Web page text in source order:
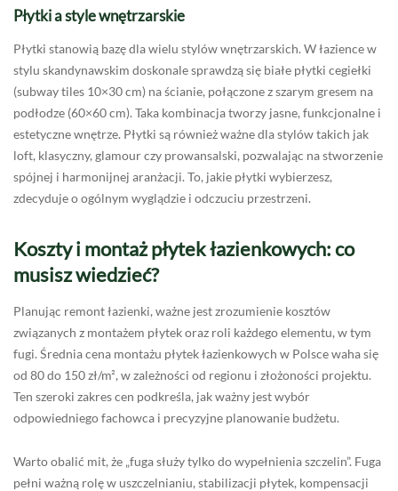
Płytki a style wnętrzarskie
Płytki stanowią bazę dla wielu stylów wnętrzarskich. W łazience w
stylu skandynawskim doskonale sprawdzą się białe płytki cegiełki
(subway tiles 10×30 cm) na ścianie, połączone z szarym gresem na
podłodze (60×60 cm). Taka kombinacja tworzy jasne, funkcjonalne i
estetyczne wnętrze. Płytki są również ważne dla stylów takich jak
loft, klasyczny, glamour czy prowansalski, pozwalając na stworzenie
spójnej i harmonijnej aranżacji. To, jakie płytki wybierzesz,
zdecyduje o ogólnym wyglądzie i odczuciu przestrzeni.
Koszty i montaż płytek łazienkowych: co
musisz wiedzieć?
Planując remont łazienki, ważne jest zrozumienie kosztów
związanych z montażem płytek oraz roli każdego elementu, w tym
fugi. Średnia cena montażu płytek łazienkowych w Polsce waha się
od 80 do 150 zł/m², w zależności od regionu i złożoności projektu.
Ten szeroki zakres cen podkreśla, jak ważny jest wybór
odpowiedniego fachowca i precyzyjne planowanie budżetu.
Warto obalić mit, że „fuga służy tylko do wypełnienia szczelin”. Fuga
pełni ważną rolę w uszczelnianiu, stabilizacji płytek, kompensacji